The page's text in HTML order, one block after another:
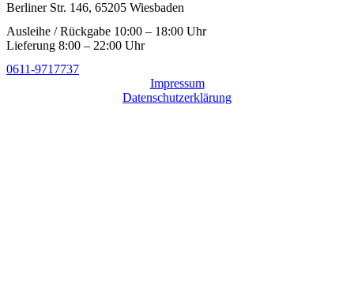
Berliner Str. 146, 65205 Wiesbaden
Ausleihe / Rückgabe 10:00 – 18:00 Uhr
Lieferung 8:00 – 22:00 Uhr
0611-9717737
Impressum
Datenschutzerklärung